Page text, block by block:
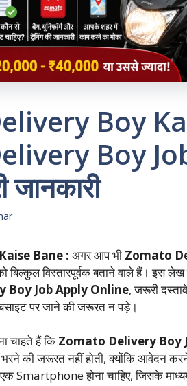
Boy
Boy
Bane : अगर आप भी Zomato
विस्तारपूर्वक बताने वाले हैं। इस
Boy Job Apply Online, जरूरी
पर जाने की जरूरत न पड़े।
चाहते हैं कि Zomato Delivery Boy
की जरूरत नहीं होती, क्योंकि आवेदन
Smartphone होना चाहिए, जिसके